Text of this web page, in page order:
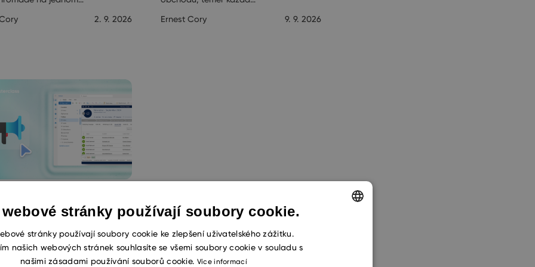
2. 9. 2026
Ernest Cory
9. 9. 2026
v eWay-CRM
jinou službu pro hromadné
nebo máte zájem přidat do
stránky používají soubory cookie.
stránky používají soubory cookie ke zlepšení uživatelského zážitku.
našich webových stránek souhlasíte se všemi soubory cookie v souladu s
našimi zásadami používání souborů cookie. Více informací